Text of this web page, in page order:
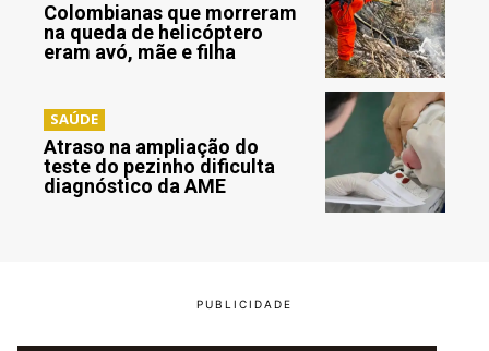
Colombianas que morreram
na queda de helicóptero
eram avó, mãe e filha
SAÚDE
Atraso na ampliação do
teste do pezinho dificulta
diagnóstico da AME